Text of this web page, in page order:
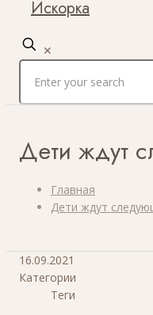
Искорка
✕
Дети ждут
Главная
Дети ждут
16.09.2021
Категории
Теги